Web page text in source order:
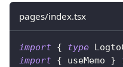
pages/index.tsx
import { type
import { useMemo }